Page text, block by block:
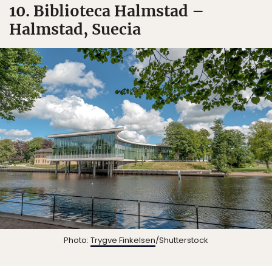
10. Biblioteca Halmstad –
Halmstad, Suecia
Photo: Trygve Finkelsen/Shutterstock